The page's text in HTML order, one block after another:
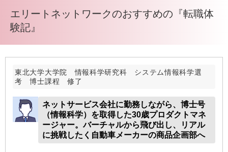
エリートネットワークのおすすめの『転職体
験記』
東北大学大学院 情報科学研究科 システム情報科学選
考 博士課程 修了
ネットサービス会社に勤務しながら、博士号
（情報科学）を取得した30歳プロダクトマネ
ージャー。バーチャルから飛び出し、リアル
に挑戦したく自動車メーカーの商品企画部へ